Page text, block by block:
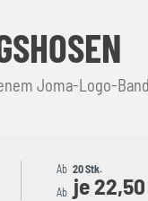
Joma-Logo-
Ab 20 Stk.
Ab je